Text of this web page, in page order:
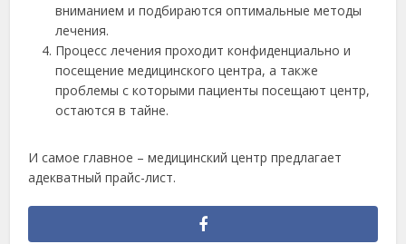
вниманием и подбираются оптимальные методы
лечения.
Процесс лечения проходит конфиденциально и
посещение медицинского центра, а также
проблемы с которыми пациенты посещают центр,
остаются в тайне.
И самое главное – медицинский центр предлагает
адекватный прайс-лист.